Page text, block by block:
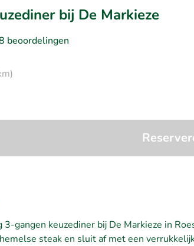
bij De Markieze
beoordelingen
3-gangen keuzediner bij De Markieze in
steak en sluit af met een